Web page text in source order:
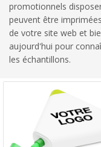
promotionnels
peuvent être
de votre site web et
aujourd'hui pour
les échantillons.